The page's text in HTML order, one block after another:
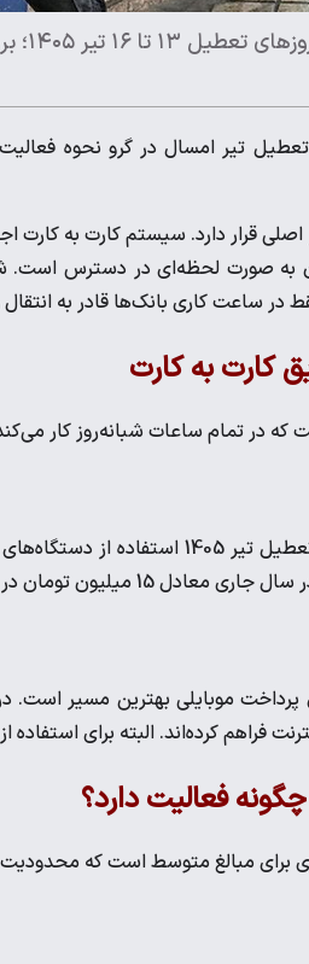
تیر امسال در گرو نحوه
در ساعت کاری بانک‌ها قادر به
کارت به کارت
در تمام ساعات شبانه‌روز کار
راحت‌ترین شیوه جابجایی پول در
برای هر کارت بانکی تعیین شده است.
پرداخت موبایلی بهترین مسیر
فعالیت دارد؟
برای مبالغ متوسط است که